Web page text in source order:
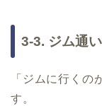
3-3. ジム通
「ジムに行くの
す。